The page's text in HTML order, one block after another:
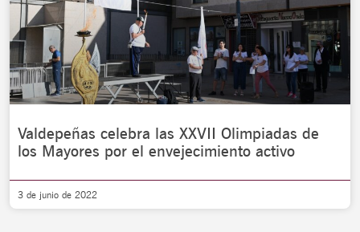
Valdepeñas celebra las XXVII Olimpiadas de
los Mayores por el envejecimiento activo
3 de junio de 2022